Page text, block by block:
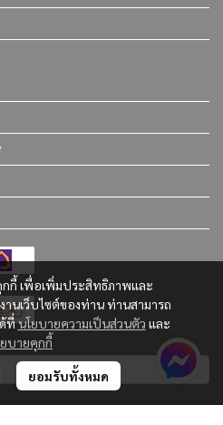
กกี้ เพื่อเพิ่มประสิทธิภาพและ
นเว็บไซต์ของท่าน ท่านสามารถ
ด้ที่นโยบายความเป็นส่วนตัว และ
บายคุกกี้
ยอมรับทั้งหมด